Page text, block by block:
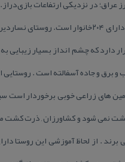
و دارای ۲۰۴خانوار است.
دارد كه چشم انداز بسیار
و برق و جاده آسفالته است .
های زراعی خوبی برخوردار است
نمی شود و كشاورزان , ذرت كشت می
برند . از لحاظ آموزشی این روستا